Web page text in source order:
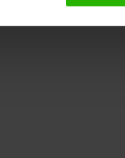
geplaatst. Je kunt je